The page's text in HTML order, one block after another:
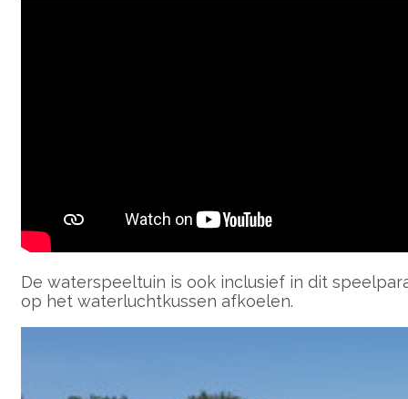
De waterspeeltuin is ook inclusief in dit
op het waterluchtkussen afkoelen.